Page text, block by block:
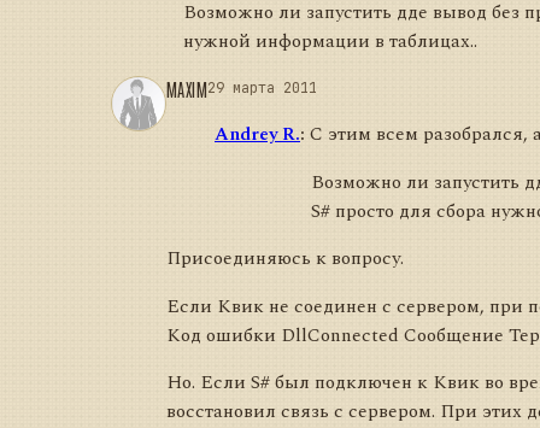
Возможно ли запустить дде вывод без
нужной информации в таблицах..
MAXIM29 марта 2011
Andrey R.: С этим всем разобрался,
Возможно ли запустить
S# просто для сбора
Присоединяюсь к вопросу.
Если Квик не соединен с сервером, при
Код ошибки DllConnected Сообщение
Но. Если S# был подключен к Квик во
восстановил связь с сервером. При этих